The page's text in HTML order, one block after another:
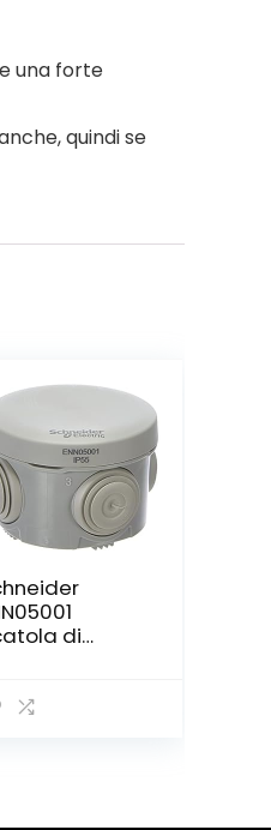
una forte
quindi se
di